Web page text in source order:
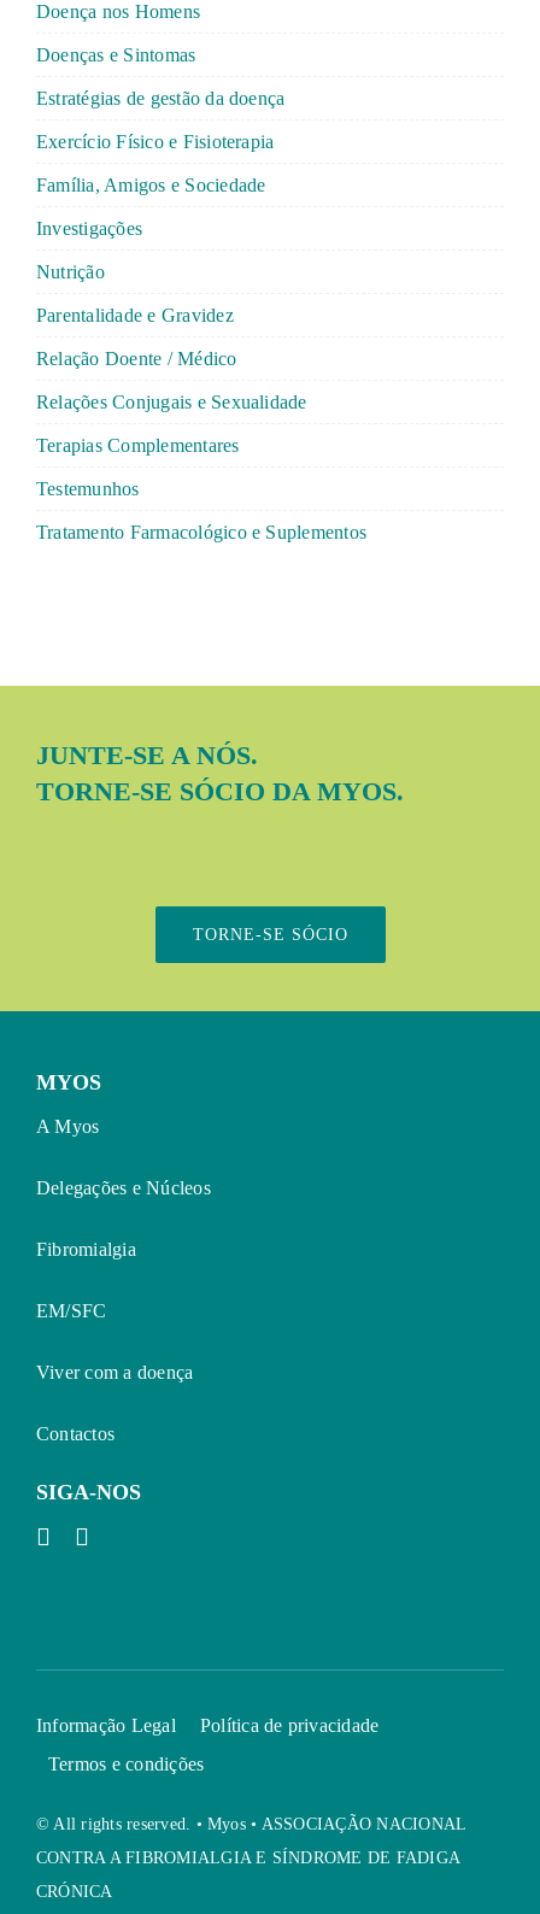
Doença nos Homens
Doenças e Sintomas
Estratégias de gestão da doença
Exercício Físico e Fisioterapia
Família, Amigos e Sociedade
Investigações
Nutrição
Parentalidade e Gravidez
Relação Doente / Médico
Relações Conjugais e Sexualidade
Terapias Complementares
Testemunhos
Tratamento Farmacológico e Suplementos
JUNTE-SE A NÓS.
TORNE-SE SÓCIO DA MYOS.
TORNE-SE SÓCIO
MYOS
A Myos
Delegações e Núcleos
Fibromialgia
EM/SFC
Viver com a doença
Contactos
SIGA-NOS
Informação Legal
Política de privacidade
Termos e condições
© All rights reserved. • Myos • ASSOCIAÇÃO NACIONAL
CONTRA A FIBROMIALGIA E SÍNDROME DE FADIGA
CRÓNICA